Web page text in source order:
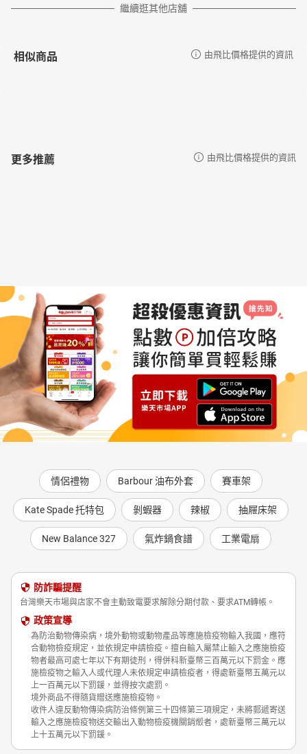
繼續逛其他店舖
相似商品 由飛比價格提供的資訊
更多推薦 由飛比價格提供的資訊
情侶禮物 Barbour 油布外套 賽車架
Kate Spade 托特包 剝蝦器 辣椒 抽屜床架
New Balance 327 氣炸鍋食譜 工業電扇
防詐騙提醒
台灣樂天市場與店家不會主動致電要求解除分期付款、要求ATM轉帳。
政策宣導
為防治動物傳染病，境外動物或動物產品等應施檢疫物輸入我國，應符
合動物檢疫規定，並依規定申請檢疫。擅自輸入屬禁止輸入之應施檢疫
物者最高可處七年以下有期徒刑，得併科新臺幣三百萬元以下罰金。應
施檢疫物之輸入人或代理人未依規定申請檢疫者，得處新臺幣五萬元以
上一百萬元以下罰鍰，並得按次處罰。
境外商品不得隨貨贈送應施檢疫物。
收件人違反動物傳染病防治條例第三十四條第三項規定，未將郵遞寄送
輸入之應施檢疫物送交輸出入動物檢疫機關銷燬者，處新臺幣三萬元以
上十五萬元以下罰鍰。